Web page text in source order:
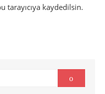
tarayıcıya kaydedilsin.
Search